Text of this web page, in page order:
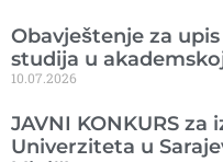
Obavještenje za
studija u
10.07.2026
JAVNI KONKURS
Univerziteta u